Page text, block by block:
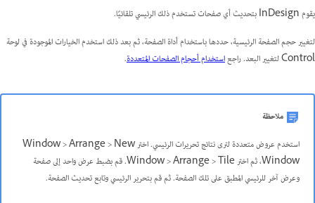
يقوم InDesign بتحديث أي صفحات تستخدم ذلك الرئيسي تلقائيًا.
لتغيير حجم الصفحة الرئيسية، حددها باستخدام أداة الصفحة، ثم بعد ذلك استخدم الخيارات الموجودة في لوحة
Control لتغيير البعد. راجع
استخدام أحجام الصفحات المتعددة.
ملاحظة
استخدم عروض متعددة لترى نتائج تحريرات الرئيسي. اختر Window > Arrange > New
Window، ثم اختر Window > Arrange > Tile. قم بضبط عرض واحد إلى صفحة
وعرض آخر للرئيسي المطبق على تلك الصفحة. ثم قم بتحرير الرئيسي وتابع تحديث الصفحة.